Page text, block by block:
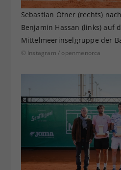
Sebastian Ofner (rechts)
Benjamin Hassan (links) auf
Mittelmeerinselgruppe der
© Instagram / openmenorca